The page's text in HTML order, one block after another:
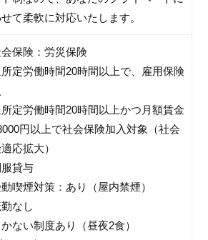
て柔軟に対応いたします。
会保険：労災保険
定労働時間20時間以上で、雇用保険
定労働時間20時間以上かつ月額賃金
円以上で社会保険加入対象（社会
応拡大）
服貸与
動喫煙対策：あり（屋内禁煙）
勤なし
かない制度あり（昼夜2食）